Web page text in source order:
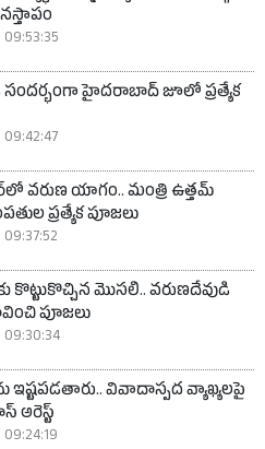
09:53:35
సందర్భంగా హైదరాబాద్ జూలో ప్రత్యేక
09:42:47
వరుణ యాగం.. మంత్రి ఉత్తమ్
ప్రత్యేక పూజలు
09:37:52
కొట్టుకొచ్చిన మొసలి.. వరుణదేవుడి
పూజలు
09:30:34
ఇష్టపడతారు.. వివాదాస్పద వ్యాఖ్యలపై
09:24:19